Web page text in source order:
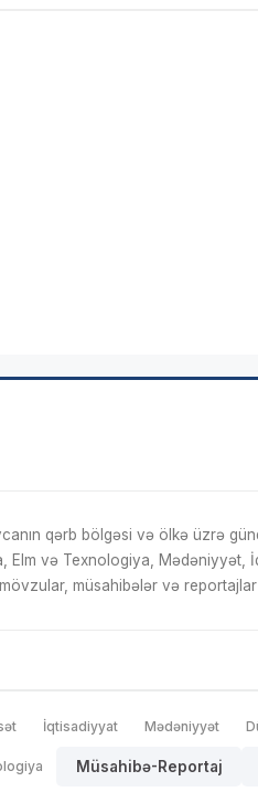
qərb bölgəsi və ölkə üzrə
Elm və Texnologiya, Mədəniyyət,
müsahibələr və reportajlar
İqtisadiyyat Mədəniyyət
Müsahibə-Reportaj